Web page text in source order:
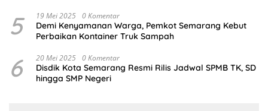
5 19 Mei 2025 0 Komentar
Demi Kenyamanan Warga, Pemkot Semarang Kebut
Perbaikan Kontainer Truk Sampah
6 20 Mei 2025 0 Komentar
Disdik Kota Semarang Resmi Rilis Jadwal SPMB TK, SD
hingga SMP Negeri